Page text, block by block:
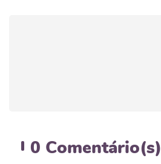
0 Comentário(s)